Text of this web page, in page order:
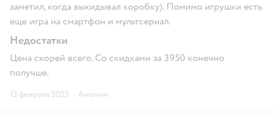
заметил, когда выкидывал коробку). Помимо игрушки есть
еще игра на смартфон и мультсериал.
Недостатки
Цена скорей всего. Со скидками за 3950 конечно
получше.
13 февраля 2023 · Аноним